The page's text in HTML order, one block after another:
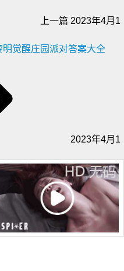
上一篇 2023年4月1
觉醒庄园派对答案大全
2023年4月1